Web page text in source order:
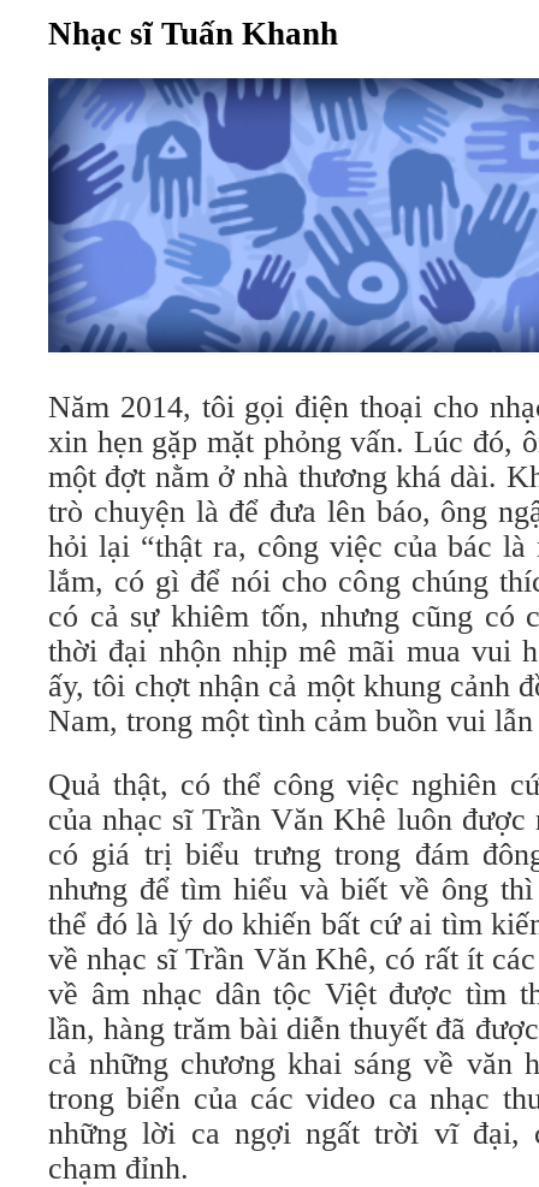
Nhạc sĩ Tuấn Khanh
Năm 2014, tôi gọi điện thoại cho
xin hẹn gặp mặt phỏng vấn. Lúc đó,
một đợt nằm ở nhà thương khá dài.
trò chuyện là để đưa lên báo, ông
hỏi lại “thật ra, công việc của bác là
lắm, có gì để nói cho công chúng
có cả sự khiêm tốn, nhưng cũng có
thời đại nhộn nhịp mê mãi mua vui
ấy, tôi chợt nhận cả một khung cảnh
Nam, trong một tình cảm buồn vui
Quả thật, có thể công việc nghiên
của nhạc sĩ Trần Văn Khê luôn được
có giá trị biểu trưng trong đám
nhưng để tìm hiểu và biết về ông
thể đó là lý do khiến bất cứ ai tìm
về nhạc sĩ Trần Văn Khê, có rất ít
về âm nhạc dân tộc Việt được tìm
lần, hàng trăm bài diễn thuyết đã
cả những chương khai sáng về văn
trong biển của các video ca nhạc
những lời ca ngợi ngất trời vĩ đại,
chạm đỉnh.